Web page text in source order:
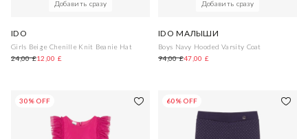
Добавить сразу
IDO
Girls Beige Chenille Knit Beanie Hat
24,00 £12,00 £
Добавить сразу
IDO МАЛЫШИ
Boys Navy Hooded Varsity Coat
94,00 £47,00 £
30% OFF 60% OFF